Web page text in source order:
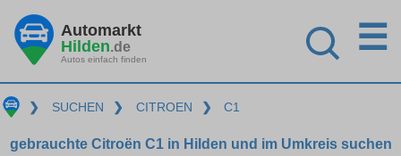
Automarkt
Hilden.de
Autos einfach finden
☰
❯ SUCHEN ❯ CITROEN ❯ C1
gebrauchte Citroën C1 in Hilden und im Umkreis suchen